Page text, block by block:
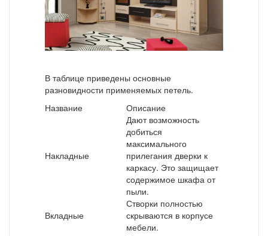
В таблице приведены основные
разновидности применяемых петель.
Название
Описание
Накладные
Дают возможность
добиться
максимального
прилегания дверки к
каркасу. Это защищает
содержимое шкафа от
пыли.
Вкладные
Створки полностью
скрываются в корпусе
мебели.